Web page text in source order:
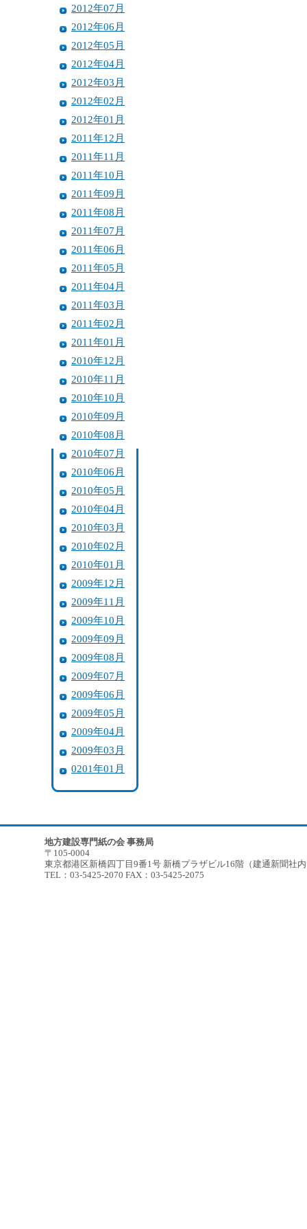
2012年07月
2012年06月
2012年05月
2012年04月
2012年03月
2012年02月
2012年01月
2011年12月
2011年11月
2011年10月
2011年09月
2011年08月
2011年07月
2011年06月
2011年05月
2011年04月
2011年03月
2011年02月
2011年01月
2010年12月
2010年11月
2010年10月
2010年09月
2010年08月
2010年07月
2010年06月
2010年05月
2010年04月
2010年03月
2010年02月
2010年01月
2009年12月
2009年11月
2009年10月
2009年09月
2009年08月
2009年07月
2009年06月
2009年05月
2009年04月
2009年03月
0201年01月
地方建設専門紙の会 事務局
〒105-0004
東京都港区新橋四丁目9番1号 新橋プラザビル16階（建通新聞社
TEL：03-5425-2070 FAX：03-5425-2075